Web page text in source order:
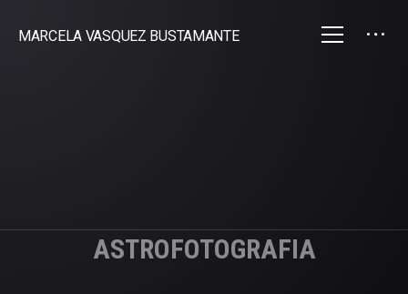
MARCELA VASQUEZ BUSTAMANTE
ASTROFOTOGRAFIA